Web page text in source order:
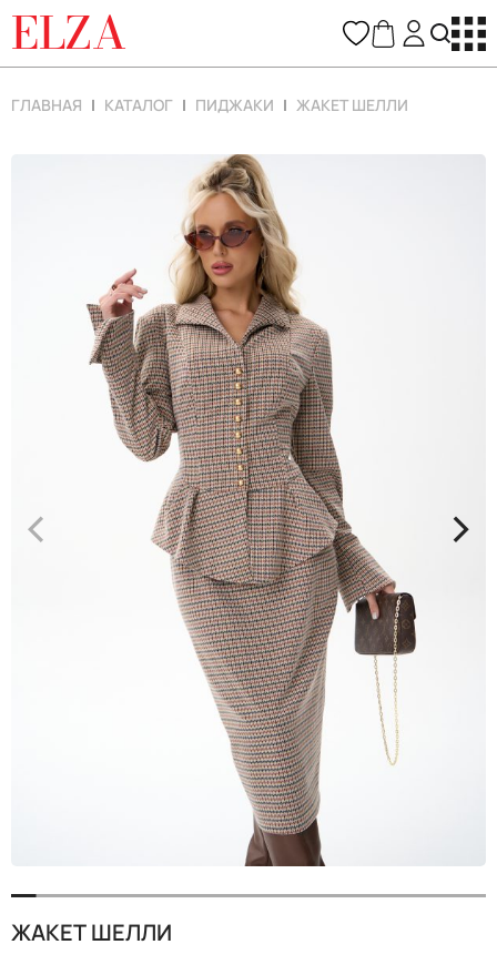
ELZA
ГЛАВНАЯ КАТАЛОГ ПИДЖАКИ ЖАКЕТ ШЕЛЛИ
< >
ЖАКЕТ ШЕЛЛИ